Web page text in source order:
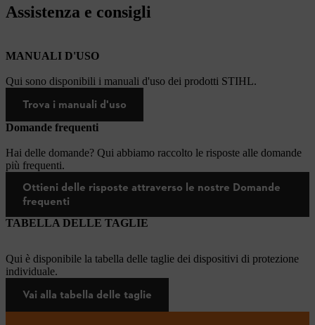
Assistenza e consigli
MANUALI D'USO
Qui sono disponibili i manuali d'uso dei prodotti STIHL.
Trova i manuali d'uso
Domande frequenti
Hai delle domande? Qui abbiamo raccolto le risposte alle domande
più frequenti.
Ottieni delle risposte attraverso le nostre Domande
frequenti
TABELLA DELLE TAGLIE
Qui è disponibile la tabella delle taglie dei dispositivi di protezione
individuale.
Vai alla tabella delle taglie